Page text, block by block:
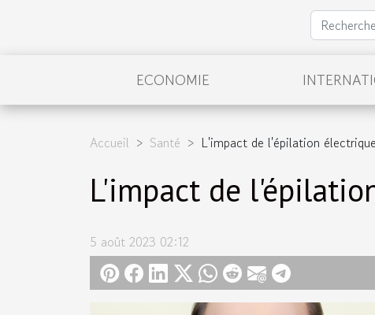
ECONOMIE
Accueil Santé L'impact de l'épilation
L'impact de
5 août 2023 02:12